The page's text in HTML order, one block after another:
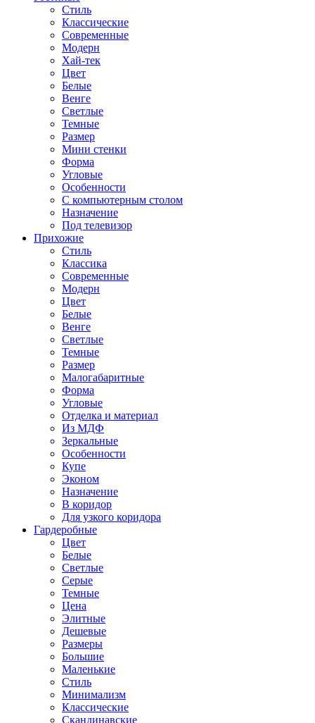
Стиль
Классические
Современные
Модерн
Хай-тек
Цвет
Белые
Венге
Светлые
Темные
Размер
Мини стенки
Форма
Угловые
Особенности
С компьютерным столом
Назначение
Под телевизор
Прихожие
Стиль
Классика
Современные
Модерн
Цвет
Белые
Венге
Светлые
Темные
Размер
Малогабаритные
Форма
Угловые
Отделка и материал
Из МДФ
Зеркальные
Особенности
Купе
Эконом
Назначение
В коридор
Для узкого коридора
Гардеробные
Цвет
Белые
Светлые
Серые
Темные
Цена
Элитные
Дешевые
Размеры
Большие
Маленькие
Стиль
Минимализм
Классические
Скандинавские